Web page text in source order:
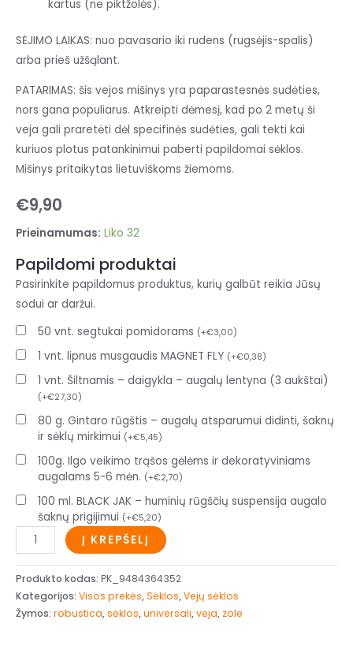
kartus (ne piktžolės).
SĖJIMO LAIKAS: nuo pavasario iki rudens (rugsėjis-spalis)
arba prieš užšąlant.
PATARIMAS: šis vejos mišinys yra paparastesnės sudėties,
nors gana populiarus. Atkreipti dėmesį, kad po 2 metų ši
veja gali praretėti dėl specifinės sudėties, gali tekti kai
kuriuos plotus patankinimui paberti papildomai sėklos.
Mišinys pritaikytas lietuviškoms žiemoms.
€9,90
Prieinamumas: Liko 32
Papildomi produktai
Pasirinkite papildomus produktus, kurių galbūt reikia Jūsų
sodui ar daržui.
50 vnt. segtukai pomidorams (+€3,00)
1 vnt. lipnus musgaudis MAGNET FLY (+€0,38)
1 vnt. Šiltnamis – daigykla – augalų lentyna (3 aukštai)
(+€27,30)
80 g. Gintaro rūgštis – augalų atsparumui didinti, šaknų
ir sėklų mirkimui (+€5,45)
100g. Ilgo veikimo trąšos gėlėms ir dekoratyviniams
augalams 5-6 mėn. (+€2,70)
100 ml. BLACK JAK – huminių rūgščių suspensija augalo
šaknų prigijimui (+€5,20)
Į KREPŠELĮ
Produkto kodas: PK_9484364352
Kategorijos: Visos prekės,Sėklos,Vejų sėklos
Žymos: robustica,sėklos,universali,veja, zole